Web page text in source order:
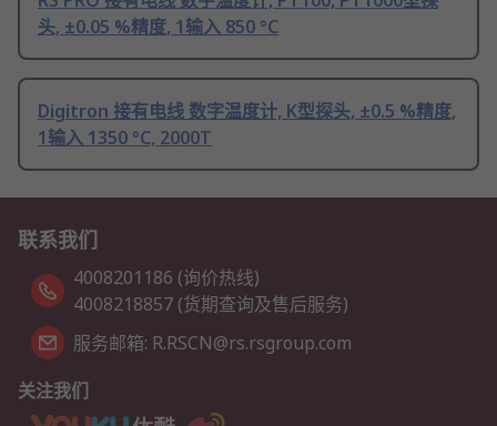
头, ±0.05 %精度, 1输入 850 °C
Digitron 接有电线 数字温度计, K型探头, ±0.5 %精度,
1输入 1350 °C, 2000T
联系我们
4008201186 (询价热线)
4008218857 (货期查询及售后服务)
服务邮箱: R.RSCN@rs.rsgroup.com
关注我们